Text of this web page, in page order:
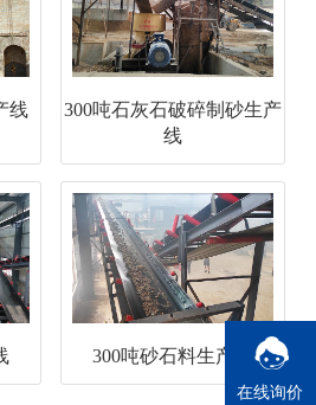
线
300吨石灰石破碎制砂生产
线
300吨砂石料生产线
在线询价